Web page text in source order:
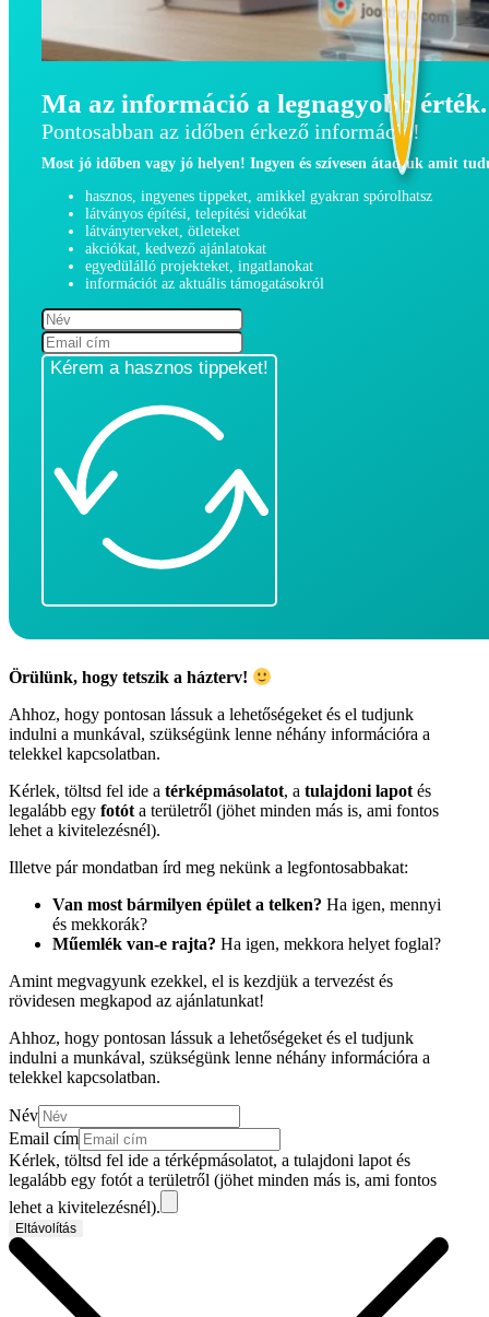
Ma az információ a legnagyobb érték.
Pontosabban az időben érkező információ!
Most jó időben vagy jó helyen! Ingyen és szívesen átadjuk amit
hasznos, ingyenes tippeket, amikkel gyakran spórolhatsz
látványos építési, telepítési videókat
látványterveket, ötleteket
akciókat, kedvező ajánlatokat
egyedülálló projekteket, ingatlanokat
információt az aktuális támogatásokról
Kérem a hasznos tippeket!
Örülünk, hogy tetszik a házterv!
Ahhoz, hogy pontosan lássuk a lehetőségeket és el tudjunk
indulni a munkával, szükségünk lenne néhány információra a
telekkel kapcsolatban.
Kérlek, töltsd fel ide a térképmásolatot, a tulajdoni lapot és
legalább egy fotót a területről (jöhet minden más is, ami fontos
lehet a kivitelezésnél).
Illetve pár mondatban írd meg nekünk a legfontosabbakat:
Van most bármilyen épület a telken? Ha igen, mennyi
és mekkorák?
Műemlék van-e rajta? Ha igen, mekkora helyet foglal?
Amint megvagyunk ezekkel, el is kezdjük a tervezést és
rövidesen megkapod az ajánlatunkat!
Ahhoz, hogy pontosan lássuk a lehetőségeket és el tudjunk
indulni a munkával, szükségünk lenne néhány információra a
telekkel kapcsolatban.
Név
Email cím
Kérlek, töltsd fel ide a térképmásolatot, a tulajdoni lapot és
legalább egy fotót a területről (jöhet minden más is, ami fontos
lehet a kivitelezésnél).
Eltávolítás